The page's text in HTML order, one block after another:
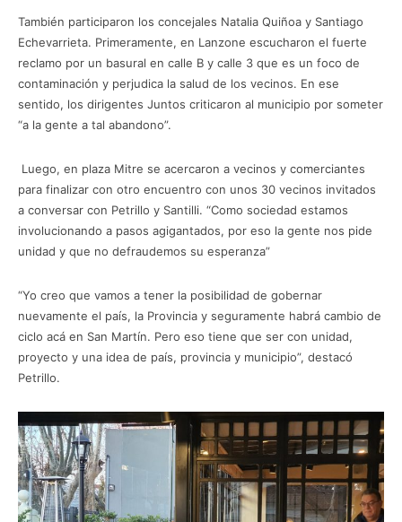
También participaron los concejales Natalia Quiñoa y Santiago
Echevarrieta. Primeramente, en Lanzone escucharon el fuerte
reclamo por un basural en calle B y calle 3 que es un foco de
contaminación y perjudica la salud de los vecinos. En ese
sentido, los dirigentes Juntos criticaron al municipio por someter
“a la gente a tal abandono”.
Luego, en plaza Mitre se acercaron a vecinos y comerciantes
para finalizar con otro encuentro con unos 30 vecinos invitados
a conversar con Petrillo y Santilli. “Como sociedad estamos
involucionando a pasos agigantados, por eso la gente nos pide
unidad y que no defraudemos su esperanza”
“Yo creo que vamos a tener la posibilidad de gobernar
nuevamente el país, la Provincia y seguramente habrá cambio de
ciclo acá en San Martín. Pero eso tiene que ser con unidad,
proyecto y una idea de país, provincia y municipio”, destacó
Petrillo.